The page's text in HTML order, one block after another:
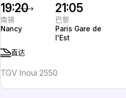
19:20
南锡
Nancy
21:05
巴黎
Paris Gare de
l'Est
直达
TGV Inoui 2550